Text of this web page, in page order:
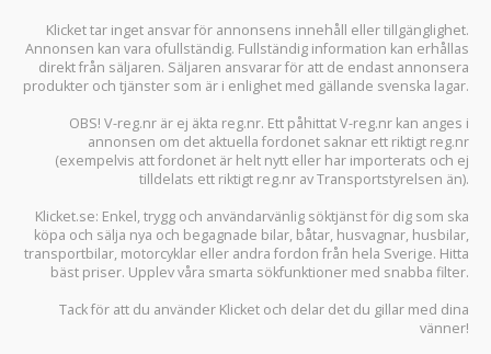
Klicket tar inget ansvar för annonsens innehåll eller tillgänglighet.
Annonsen kan vara ofullständig. Fullständig information kan erhållas
direkt från säljaren. Säljaren ansvarar för att de endast annonsera
produkter och tjänster som är i enlighet med gällande svenska lagar.
OBS! V-reg.nr är ej äkta reg.nr. Ett påhittat V-reg.nr kan anges i
annonsen om det aktuella fordonet saknar ett riktigt reg.nr
(exempelvis att fordonet är helt nytt eller har importerats och ej
tilldelats ett riktigt reg.nr av Transportstyrelsen än).
Klicket.se: Enkel, trygg och användarvänlig söktjänst för dig som ska
köpa och sälja nya och begagnade bilar, båtar, husvagnar, husbilar,
transportbilar, motorcyklar eller andra fordon från hela Sverige. Hitta
bäst priser. Upplev våra smarta sökfunktioner med snabba filter.
Tack för att du använder Klicket och delar det du gillar med dina
vänner!